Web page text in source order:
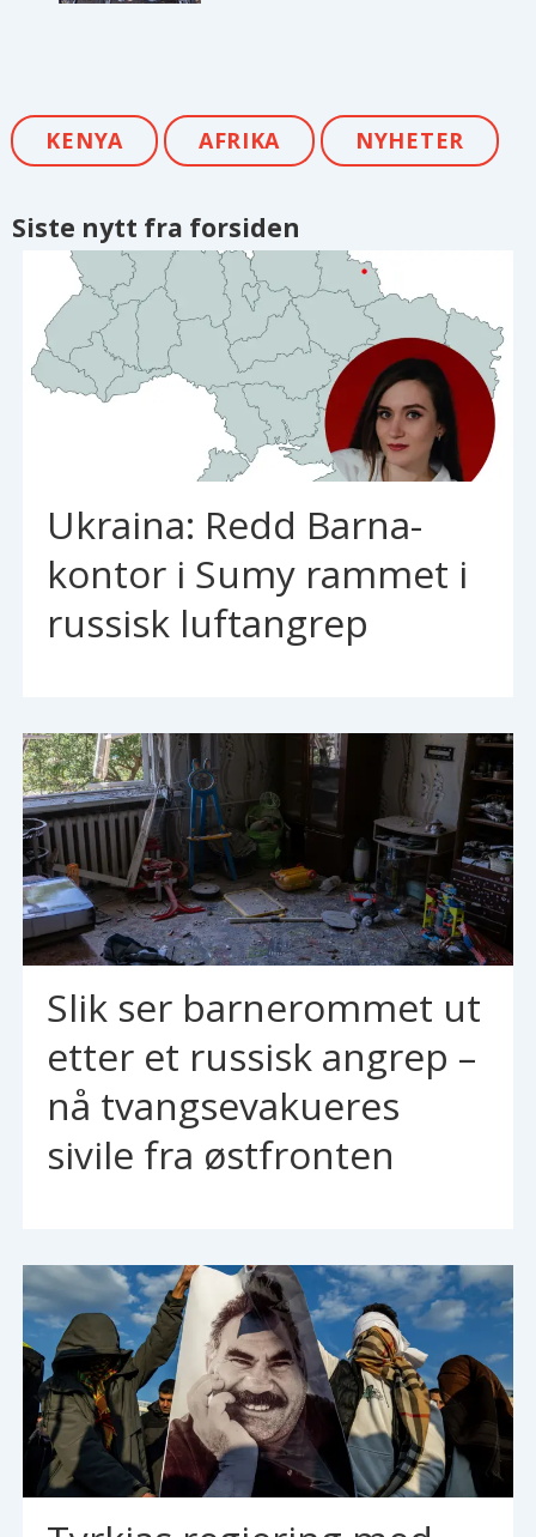
KENYA AFRIKA NYHETER
Siste nytt fra forsiden
Ukraina: Redd Barna-
kontor i Sumy rammet i
russisk luftangrep
Slik ser barnerommet ut
etter et russisk angrep –
nå tvangsevakueres
sivile fra østfronten